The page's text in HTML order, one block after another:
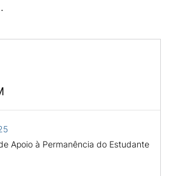
Apoio à Permanência do Estudante